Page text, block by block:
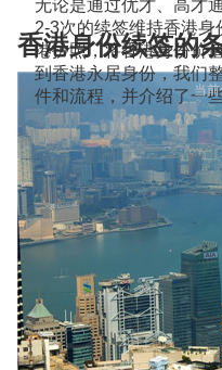
当前
无论是通过优才、高才
2-3次的续签维持香港
港护照，将香港身份价
到香港永居身份，我们
件和流程，并介绍了一
香港身份续签的